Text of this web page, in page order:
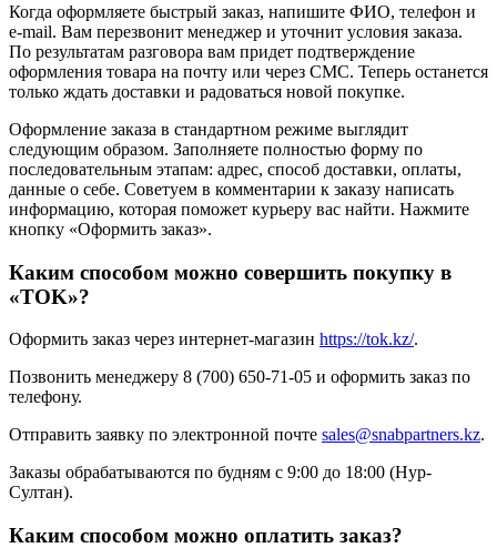
Когда оформляете быстрый заказ, напишите ФИО, телефон и
e-mail. Вам перезвонит менеджер и уточнит условия заказа.
По результатам разговора вам придет подтверждение
оформления товара на почту или через СМС. Теперь останется
только ждать доставки и радоваться новой покупке.
Оформление заказа в стандартном режиме выглядит
следующим образом. Заполняете полностью форму по
последовательным этапам: адрес, способ доставки, оплаты,
данные о себе. Советуем в комментарии к заказу написать
информацию, которая поможет курьеру вас найти. Нажмите
кнопку «Оформить заказ».
Каким способом можно совершить покупку в
«TOK»?
Оформить заказ через интернет-магазин https://tok.kz/.
Позвонить менеджеру 8 (700) 650-71-05 и оформить заказ по
телефону.
Отправить заявку по электронной почте sales@snabpartners.kz.
Заказы обрабатываются по будням с 9:00 до 18:00 (Нур-
Султан).
Каким способом можно оплатить заказ?